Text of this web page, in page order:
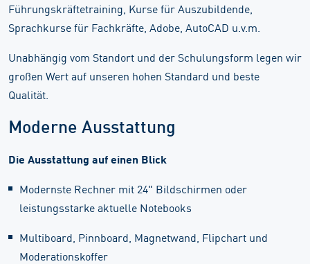
Führungskräftetraining, Kurse für Auszubildende,
Sprachkurse für Fachkräfte, Adobe, AutoCAD u.v.m.
Unabhängig vom Standort und der Schulungsform legen wir
großen Wert auf unseren hohen Standard und beste
Qualität.
Moderne Ausstattung
Die Ausstattung auf einen Blick
Modernste Rechner mit 24" Bildschirmen oder
leistungsstarke aktuelle Notebooks
Multiboard, Pinnboard, Magnetwand, Flipchart und
Moderationskoffer